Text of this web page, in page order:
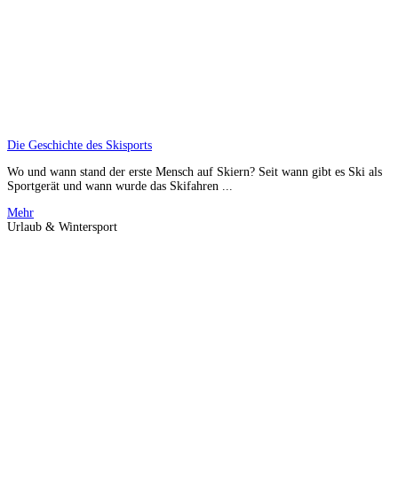
Die Geschichte des Skisports
Wo und wann stand der erste Mensch auf Skiern? Seit wann gibt es Ski als
Sportgerät und wann wurde das Skifahren ...
Mehr
Urlaub & Wintersport